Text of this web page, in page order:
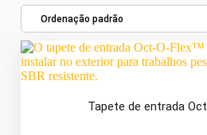
Tapete de entrada